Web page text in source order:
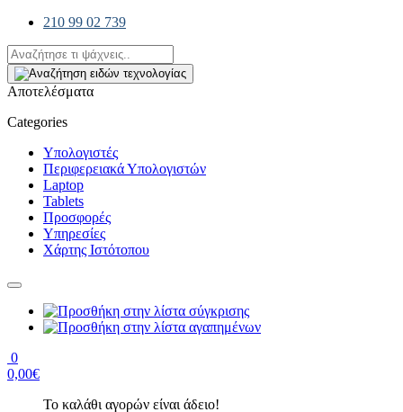
210 99 02 739
Αποτελέσματα
Categories
Υπολογιστές
Περιφερειακά Υπολογιστών
Laptop
Tablets
Προσφορές
Υπηρεσίες
Χάρτης Ιστότοπου
0
0,00€
Το καλάθι αγορών είναι άδειο!